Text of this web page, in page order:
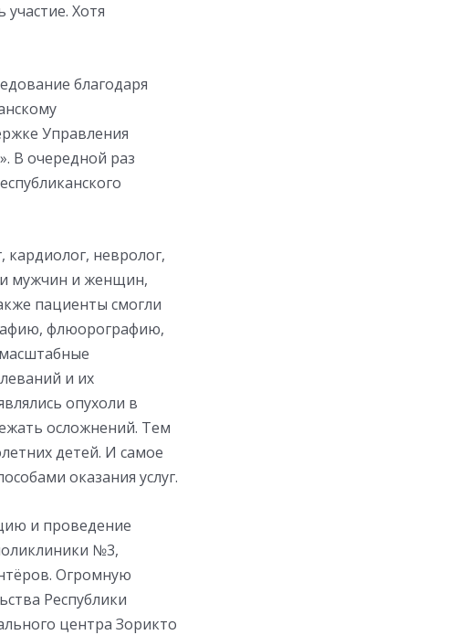
Хотя
благодаря
Управления
В очередной раз
кардиолог, невролог,
мужчин и женщин,
пациенты смогли
флюорографию,
и их
опухоли в
осложнений. Тем
детей. И самое
оказания услуг.
и проведение
№3,
Огромную
Республики
центра Зорикто